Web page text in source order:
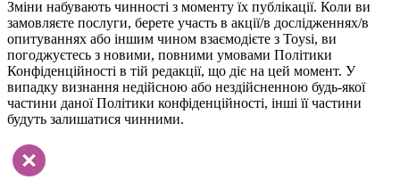
Зміни набувають чинності з моменту їх публікації. Коли ви
замовляєте послуги, берете участь в акції/в дослідженнях/в
опитуваннях або іншим чином взаємодієте з Toysi, ви
погоджуєтесь з новими, повними умовами Політики
Конфіденційності в тій редакції, що діє на цей момент. У
випадку визнання недійсною або нездійсненною будь-якої
частини даної Політики конфіденційності, інші її частини
будуть залишатися чинними.